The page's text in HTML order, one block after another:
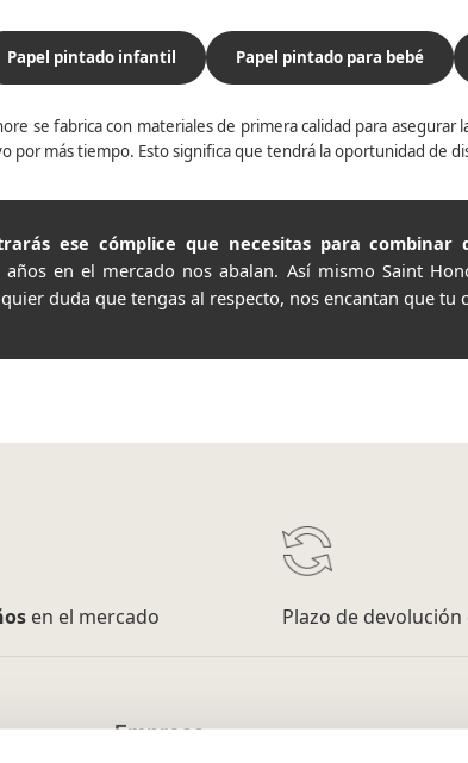
Papel pintado infantil Papel pintado para bebé
se fabrica con materiales de primera calidad para
por más tiempo. Esto significa que tendrá la oportunidad de
ese cómplice que necesitas para
en el mercado nos abalan. Así mismo Saint
duda que tengas al respecto, nos encantan que tu
en el mercado Plazo de devolución
Empresa